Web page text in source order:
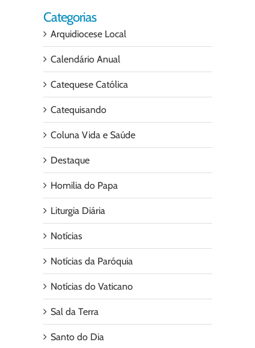
Categorias
Arquidiocese Local
Calendário Anual
Catequese Católica
Catequisando
Coluna Vida e Saúde
Destaque
Homilia do Papa
Liturgia Diária
Notícias
Notícias da Paróquia
Notícias do Vaticano
Sal da Terra
Santo do Dia